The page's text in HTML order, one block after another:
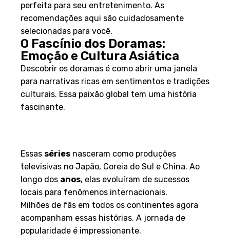
perfeita para seu entretenimento. As
recomendações aqui são cuidadosamente
selecionadas para você.
O Fascínio dos Doramas:
Emoção e Cultura Asiática
Descobrir os doramas é como abrir uma janela
para narrativas ricas em sentimentos e tradições
culturais. Essa paixão global tem uma história
fascinante.
Essas séries nasceram como produções
televisivas no Japão, Coreia do Sul e China. Ao
longo dos anos, elas evoluíram de sucessos
locais para fenômenos internacionais.
Milhões de fãs em todos os continentes agora
acompanham essas histórias. A jornada de
popularidade é impressionante.